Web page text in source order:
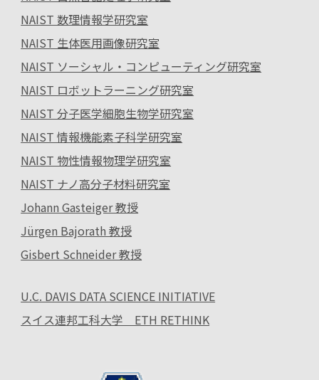
NAIST 数理情報学研究室
NAIST 生体医用画像研究室
NAIST ソーシャル・コンピューティング研究室
NAIST ロボットラーニング研究室
NAIST 分子医学細胞生物学研究室
NAIST 情報機能素子科学研究室
NAIST 物性情報物理学研究室
NAIST ナノ高分子材料研究室
Johann Gasteiger 教授
Jürgen Bajorath 教授
Gisbert Schneider 教授
U.C. DAVIS DATA SCIENCE INITIATIVE
スイス連邦工科大学 ETH RETHINK